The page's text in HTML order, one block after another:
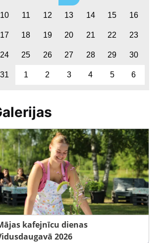
10 11 12 13 14 15 16
17 18 19 20 21 22 23
24 25 26 27 28 29 30
31 1 2 3 4 5 6
kafejnīcu dienas
2026